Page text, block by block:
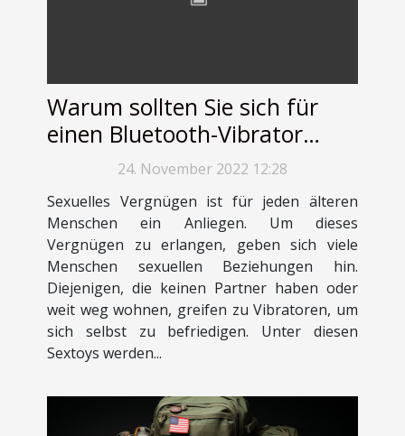
Warum sollten Sie sich für
einen Bluetooth-Vibrator
entscheiden?
24. November 2022 12:28
Sexuelles Vergnügen ist für jeden älteren
Menschen ein Anliegen. Um dieses
Vergnügen zu erlangen, geben sich viele
Menschen sexuellen Beziehungen hin.
Diejenigen, die keinen Partner haben oder
weit weg wohnen, greifen zu Vibratoren, um
sich selbst zu befriedigen. Unter diesen
Sextoys werden...